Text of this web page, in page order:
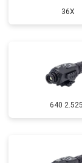
36X
640